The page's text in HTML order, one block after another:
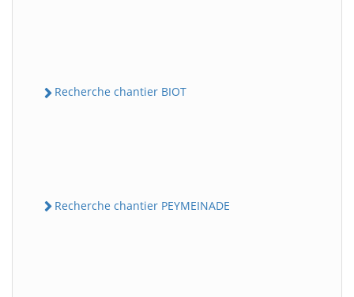
Recherche chantier BIOT
Recherche chantier PEYMEINADE